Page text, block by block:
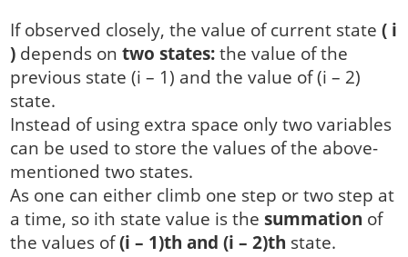
If observed closely, the value of current state ( i
) depends on two states: the value of the
previous state (i – 1) and the value of (i – 2)
state.
Instead of using extra space only two variables
can be used to store the values of the above-
mentioned two states.
As one can either climb one step or two step at
a time, so ith state value is the summation of
the values of(i – 1)th and (i – 2)th state.